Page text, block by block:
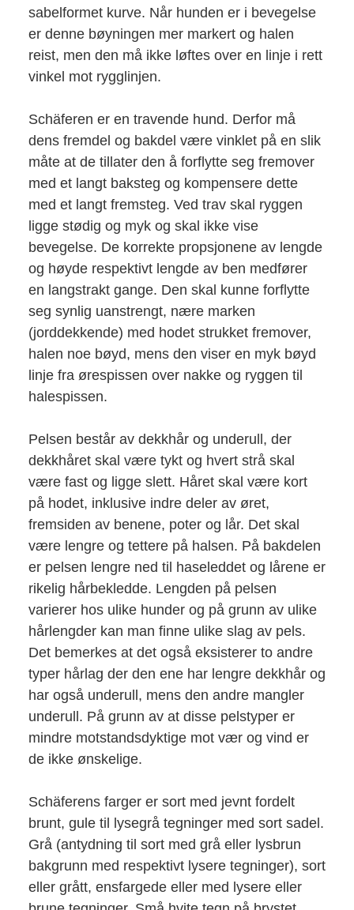
sabelformet kurve. Når hunden er i bevegelse
er denne bøyningen mer markert og halen
reist, men den må ikke løftes over en linje i rett
vinkel mot rygglinjen.
Schäferen er en travende hund. Derfor må
dens fremdel og bakdel være vinklet på en slik
måte at de tillater den å forflytte seg fremover
med et langt baksteg og kompensere dette
med et langt fremsteg. Ved trav skal ryggen
ligge stødig og myk og skal ikke vise
bevegelse. De korrekte propsjonene av lengde
og høyde respektivt lengde av ben medfører
en langstrakt gange. Den skal kunne forflytte
seg synlig uanstrengt, nære marken
(jorddekkende) med hodet strukket fremover,
halen noe bøyd, mens den viser en myk bøyd
linje fra ørespissen over nakke og ryggen til
halespissen.
Pelsen består av dekkhår og underull, der
dekkhåret skal være tykt og hvert strå skal
være fast og ligge slett. Håret skal være kort
på hodet, inklusive indre deler av øret,
fremsiden av benene, poter og lår. Det skal
være lengre og tettere på halsen. På bakdelen
er pelsen lengre ned til haseleddet og lårene er
rikelig hårbekledde. Lengden på pelsen
varierer hos ulike hunder og på grunn av ulike
hårlengder kan man finne ulike slag av pels.
Det bemerkes at det også eksisterer to andre
typer hårlag der den ene har lengre dekkhår og
har også underull, mens den andre mangler
underull. På grunn av at disse pelstyper er
mindre motstandsdyktige mot vær og vind er
de ikke ønskelige.
Schäferens farger er sort med jevnt fordelt
brunt, gule til lysegrå tegninger med sort sadel.
Grå (antydning til sort med grå eller lysbrun
bakgrunn med respektivt lysere tegninger), sort
eller grått, ensfargede eller med lysere eller